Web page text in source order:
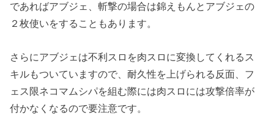
であればアブジェ、斬撃の場合は錦えもんとアブジェの
２枚使いをすることもあります。
さらにアブジェは不利スロを肉スロに変換してくれるス
キルもついていますので、耐久性を上げられる反面、フ
ェス限ネコマムシパを組む際には肉スロには攻撃倍率が
付かなくなるので要注意です。